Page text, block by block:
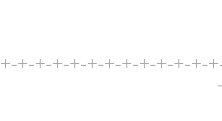
+-+-+-+-+-+-+-+-+-+-+-+-